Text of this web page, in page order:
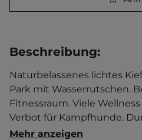
Beschreibung:
Naturbelassenes lichtes
Park mit Wasserrutschen.
Fitnessraum. Viele
Verbot für Kampfhunde.
geprägt.   Ort 2.5 km
Mehr anzeigen